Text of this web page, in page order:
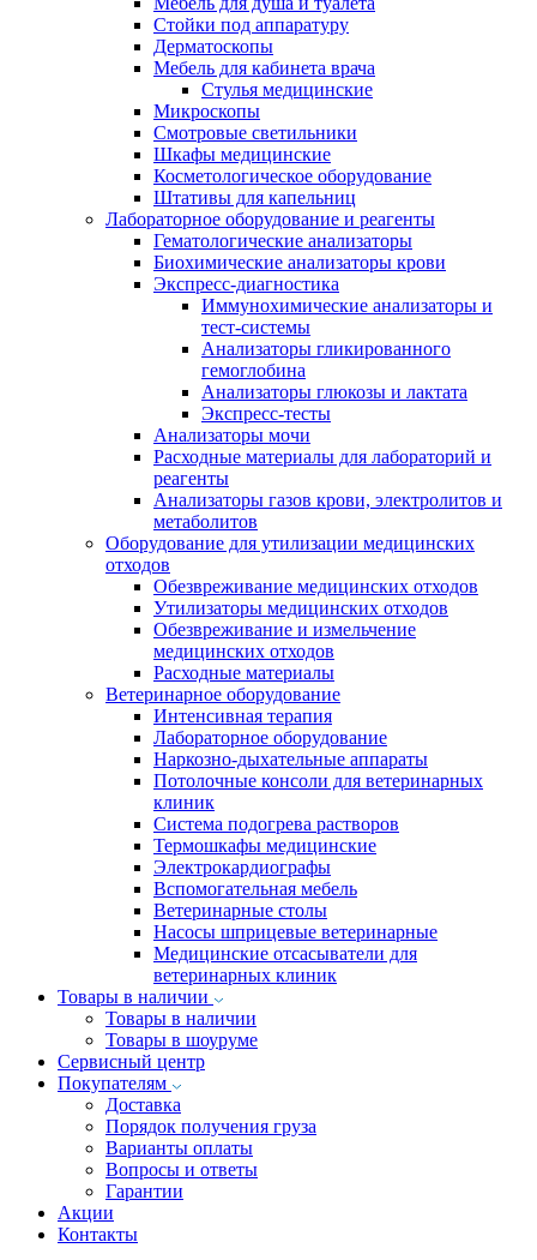
Стойки под аппаратуру
Дерматоскопы
Мебель для кабинета врача
Стулья медицинские
Микроскопы
Смотровые светильники
Шкафы медицинские
Косметологическое оборудование
Штативы для капельниц
Лабораторное оборудование и реагенты
Гематологические анализаторы
Биохимические анализаторы крови
Экспресс-диагностика
Иммунохимические анализаторы и
тест-системы
Анализаторы гликированного
гемоглобина
Анализаторы глюкозы и лактата
Экспресс-тесты
Анализаторы мочи
Расходные материалы для лабораторий и
реагенты
Анализаторы газов крови, электролитов и
метаболитов
Оборудование для утилизации медицинских
отходов
Обезвреживание медицинских отходов
Утилизаторы медицинских отходов
Обезвреживание и измельчение
медицинских отходов
Расходные материалы
Ветеринарное оборудование
Интенсивная терапия
Лабораторное оборудование
Наркозно-дыхательные аппараты
Потолочные консоли для ветеринарных
клиник
Система подогрева растворов
Термошкафы медицинские
Электрокардиографы
Вспомогательная мебель
Ветеринарные столы
Насосы шприцевые ветеринарные
Медицинские отсасыватели для
ветеринарных клиник
Товары в наличии
Товары в наличии
Товары в шоуруме
Сервисный центр
Покупателям
Доставка
Порядок получения груза
Варианты оплаты
Вопросы и ответы
Гарантии
Акции
Контакты